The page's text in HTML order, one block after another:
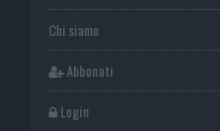
Chi siamo
Abbonati
Login